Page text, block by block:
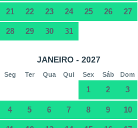
21 22 23 24 25 26 27
28 29 30 31
JANEIRO - 2027
Seg Ter Qua Qui Sex Sáb Dom
1 2 3
4 5 6 7 8 9 10